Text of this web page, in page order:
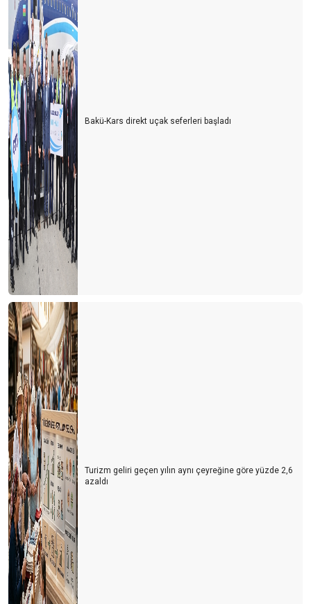
Bakü-Kars direkt uçak seferleri başladı
Turizm geliri geçen yılın aynı çeyreğine göre yüzde 2,6
azaldı